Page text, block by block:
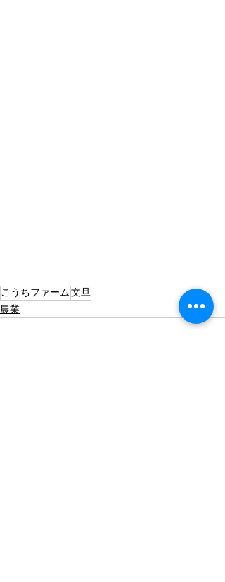
こうちファーム文旦
農業